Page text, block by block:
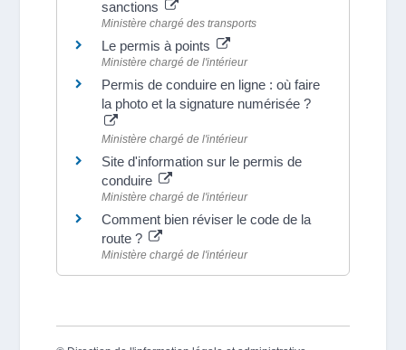
sanctions
Ministère chargé des transports
Le permis à points
Ministère chargé de l'intérieur
Permis de conduire en ligne : où faire
la photo et la signature numérisée ?
Ministère chargé de l'intérieur
Site d'information sur le permis de
conduire
Ministère chargé de l'intérieur
Comment bien réviser le code de la
route ?
Ministère chargé de l'intérieur